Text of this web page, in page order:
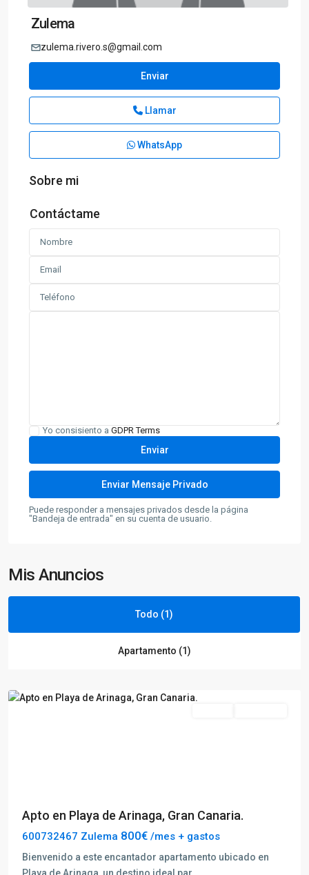
Zulema
zulema.rivero.s@gmail.com
Enviar
Llamar
WhatsApp
Sobre mi
Contáctame
Yo consisiento a GDPR Terms
Puede responder a mensajes privados desde la página
"Bandeja de entrada" en su cuenta de usuario.
Mis Anuncios
Todo (1)
Apartamento (1)
Apto en Playa de Arinaga, Gran Canaria.
600732467 Zulema 800€ /mes + gastos
Bienvenido a este encantador apartamento ubicado en